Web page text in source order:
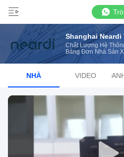
Shanghai
Chất Lượng Hệ
Bảng Đơn Nhà Sản
NHÀ VIDEO